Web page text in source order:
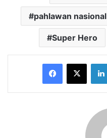
pahlawan nasional
Super Hero
Facebook
X